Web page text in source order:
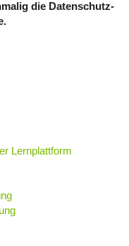
die Datenschutz-
Lernplattform